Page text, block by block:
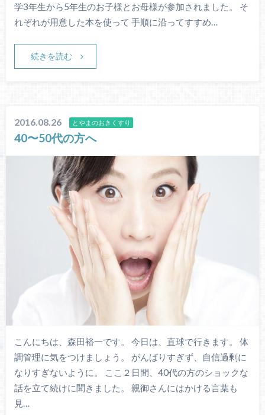
学3年生から5年生のお子様とお母様が参加されました。 そ
れぞれが用意した本を使って 手順に沿ってすすめ…
続きを読む
2016.08.26 とやまのおきくすり
40〜50代の方へ
こんにちは、森田裕一です。 今日は、直球で行きます。 体
調管理に気をつけましょう。 がんばりすぎず、自信過剰に
なりすぎないように。 ここ２日間、40代の方のショックな
話を立て続けに聞きました。 親御さんにはかける言葉も
見…